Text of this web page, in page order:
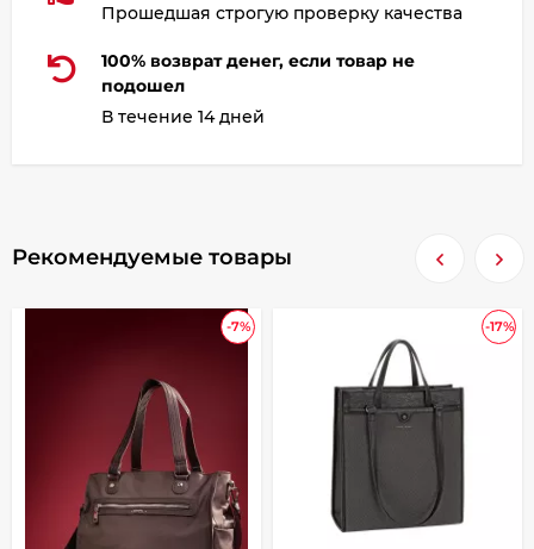
Прошедшая строгую проверку качества
100% возврат денег, если товар не
подошел
В течение 14 дней
Рекомендуемые товары
-7% -17%